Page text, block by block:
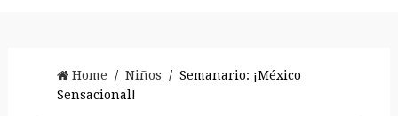
Home / Niños / Semanario: ¡México
Sensacional!